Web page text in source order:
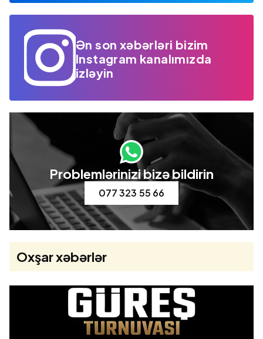
Ən son xəbərləri bizim
Instagram kanalımızda
izləyin
Problemlərinizi bizə bildirin
077 323 55 66
Oxşar xəbərlər